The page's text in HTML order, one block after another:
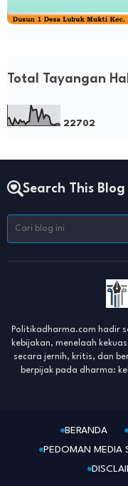
Total Tayangan
22702
Search This Blog
Politikadharma.com hadir
kebijakan, menelaah
secara jernih, kritis, dan
berpijak pada dharma:
BERANDA
PEDOMAN MEDIA